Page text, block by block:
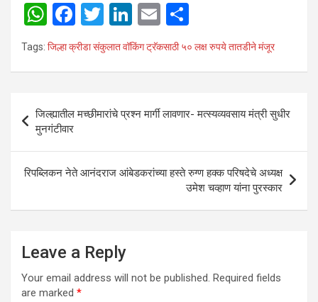
W
h
at
A
p
p
F
a
ce
o
k
T
wi
tt
Li
n
ke
n
E
m
ail
h
ar
Tags: जिल्हा क्रीडा संकुलात वॉकिंग ट्रॅकसाठी ५० लक्ष रुपये तातडीने मंजूर
Post
navigation
जिल्‍ह्यातील मच्‍छीमारांचे प्रश्‍न मार्गी लावणार- मत्स्यव्‍यवसाय मंत्री सुधीर
मुनगंटीवार
रिपब्लिकन नेते आनंदराज आंबेडकरांच्या हस्ते रुग्ण हक्क परिषदेचे अध्यक्ष
उमेश चव्हाण यांना पुरस्कार
Leave a Reply
Your email address will not be published. Required fields
are marked *